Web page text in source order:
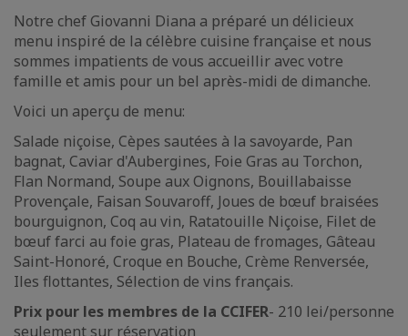
Notre chef Giovanni Diana a préparé un délicieux
menu inspiré de la célèbre cuisine française et nous
sommes impatients de vous accueillir avec votre
famille et amis pour un bel après-midi de dimanche.
Voici un aperçu de menu:
Salade niçoise, Cèpes sautées à la savoyarde, Pan
bagnat, Caviar d'Aubergines, Foie Gras au Torchon,
Flan Normand, Soupe aux Oignons, Bouillabaisse
Provençale, Faisan Souvaroff, Joues de bœuf braisées
bourguignon, Coq au vin, Ratatouille Niçoise, Filet de
bœuf farci au foie gras, Plateau de fromages, Gâteau
Saint-Honoré, Croque en Bouche, Crème Renversée,
Iles flottantes, Sélection de vins français.
Prix pour les membres de la CCIFER- 210 lei/personne
seulement sur réservation